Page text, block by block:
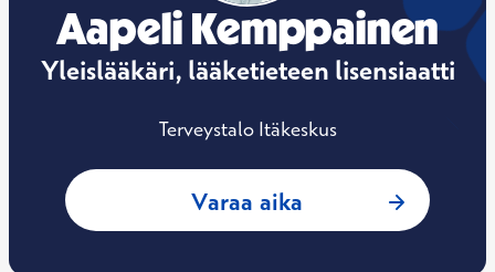
Aapeli Kemppainen
Yleislääkäri, lääketieteen lisensiaatti
Terveystalo Itäkeskus
Varaa aika : Aapeli